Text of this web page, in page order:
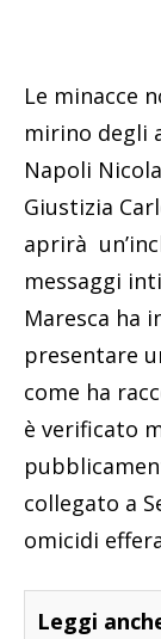
Le minacce
mirino degli
Napoli
Giustizia
aprirà
messaggi
Maresca ha
presentare
come ha
è verificato
collegato a
omicidi
Leggi